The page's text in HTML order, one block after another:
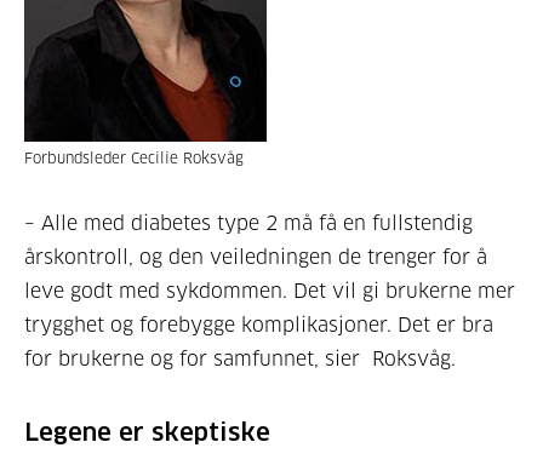
Forbundsleder Cecilie Roksvåg
– A lle med diabetes type 2 må få en fullstendig
årskontroll
og den veiledningen de trenger for å
leve godt med sykdommen. Det vil gi brukerne mer
trygghet og forebygge komplikasjoner. Det er bra
for brukerne og for samfunnet , sier Roksvåg.
Legene er skeptiske